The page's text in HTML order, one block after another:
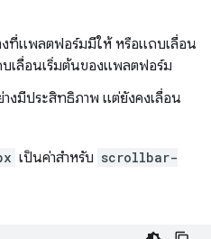
ที่แพลตฟอร์มมีให้ หรือแถบเลื่อน
บเลื่อนเริ่มต้นของแพลตฟอร์ม
งมีประสิทธิภาพ แต่ยังคงเลื่อน
เป็นค่าสำหรับ scrollbar-